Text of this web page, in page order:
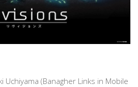
Uchiyama (Banagher Links in Mobile